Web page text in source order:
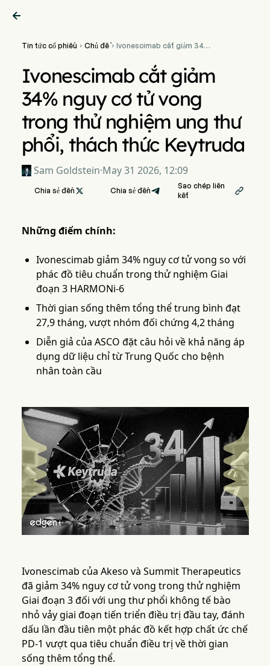

Tin tức cổ phiếu  Chủ đề Ivonescimab cắt giảm 34%
nghiệm ung thư phổi, thách
thức Keytruda
Ivonescimab cắt giảm
34% nguy cơ tử vong
trong thử nghiệm ung thư
phổi, thách thức Keytruda
Sam Goldstein·May 31 2026, 12:09
Chia sẻ đến  Chia sẻ đến
Sao chép liên
kết

Những điểm chính:
Ivonescimab giảm 34% nguy cơ tử vong so với
phác đồ tiêu chuẩn trong thử nghiệm Giai
đoạn 3 HARMONi-6
Thời gian sống thêm tổng thể trung bình đạt
27,9 tháng, vượt nhóm đối chứng 4,2 tháng
Diễn giả của ASCO đặt câu hỏi về khả năng áp
dụng dữ liệu chỉ từ Trung Quốc cho bệnh
nhân toàn cầu
Ivonescimab của Akeso và Summit Therapeutics
đã giảm 34% nguy cơ tử vong trong thử nghiệm
Giai đoạn 3 đối với ung thư phổi không tế bào
nhỏ vảy giai đoạn tiến triển điều trị đầu tay, đánh
dấu lần đầu tiên một phác đồ kết hợp chất ức chế
PD-1 vượt qua tiêu chuẩn điều trị về thời gian
sống thêm tổng thể.